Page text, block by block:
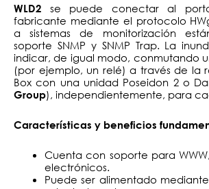
WLD2 se puede conectar al
fabricante mediante el protocolo
a sistemas de monitorización
soporte SNMP y SNMP Trap. La
indicar, de igual modo, conmutando
(por ejemplo, un relé) a través de la
Box con una unidad Poseidon 2 o
Group), independientemente, para
Características y beneficios
Cuenta con soporte para
electrónicos.
Puede ser alimentado